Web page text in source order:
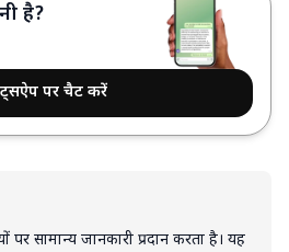
है?
पर चैट करें
पर सामान्य जानकारी प्रदान करता है। यह